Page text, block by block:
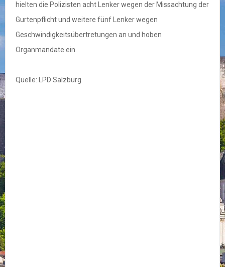
hielten die Polizisten acht Lenker wegen der Missachtung der
Gurtenpflicht und weitere fünf Lenker wegen
Geschwindigkeitsübertretungen an und hoben
Organmandate ein.
Quelle: LPD Salzburg